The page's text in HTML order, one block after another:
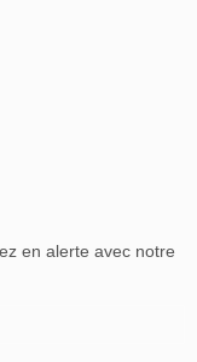
en alerte avec notre